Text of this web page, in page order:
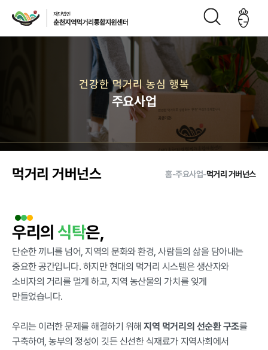
재단소개
재단연
혁
재단비
전
성도
먹거리 거버
넌스
급식사업
급식사업
춘천관내 농
가현황
건강한 먹거리 농심 행복
주요사업
먹거리 거버넌스 홈-주요사업-먹거리 거버넌스
우리의 식탁은,
단순한 끼니를 넘어, 지역의 문화와 환경, 사람들의 삶을 담아내는
중요한 공간입니다. 하지만 현대의 먹거리 시스템은 생산자와
소비자의 거리를 멀게 하고, 지역 농산물의 가치를 잊게
만들었습니다.
우리는 이러한 문제를 해결하기 위해지역 먹거리의 선순환 구조를
구축하여, 농부의 정성이 깃든 신선한 식재료가 지역사회에서